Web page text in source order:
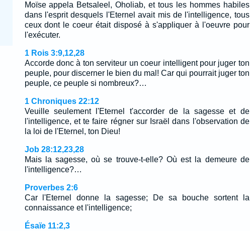
Moïse appela Betsaleel, Oholiab, et tous les hommes habiles
dans l'esprit desquels l'Eternel avait mis de l'intelligence, tous
ceux dont le coeur était disposé à s'appliquer à l'oeuvre pour
l'exécuter.
1 Rois 3:9,12,28
Accorde donc à ton serviteur un coeur intelligent pour juger ton
peuple, pour discerner le bien du mal! Car qui pourrait juger ton
peuple, ce peuple si nombreux?…
1 Chroniques 22:12
Veuille seulement l'Eternel t'accorder de la sagesse et de
l'intelligence, et te faire régner sur Israël dans l'observation de
la loi de l'Eternel, ton Dieu!
Job 28:12,23,28
Mais la sagesse, où se trouve-t-elle? Où est la demeure de
l'intelligence?…
Proverbes 2:6
Car l'Eternel donne la sagesse; De sa bouche sortent la
connaissance et l'intelligence;
Ésaïe 11:2,3